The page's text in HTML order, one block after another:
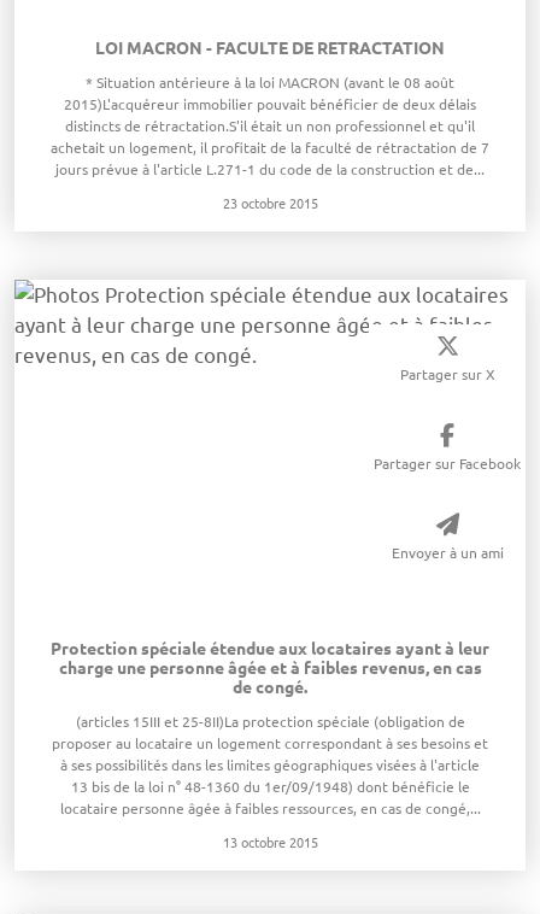
LOI MACRON - FACULTE DE RETRACTATION
​* Situation antérieure à la loi MACRON (avant le 08 août
2015)L'acquéreur immobilier pouvait bénéficier de deux délais
distincts de rétractation.S'il était un non professionnel et qu'il
achetait un logement, il profitait de la faculté de rétractation de 7
jours prévue à l'article L.271-1 du code de la construction et de...
23 octobre 2015
Partager sur X
Partager sur Facebook
Envoyer à un ami
Protection spéciale étendue aux locataires ayant à leur
charge une personne âgée et à faibles revenus, en cas
de congé.
​(articles 15III et 25-8II)La protection spéciale (obligation de
proposer au locataire un logement correspondant à ses besoins et
à ses possibilités dans les limites géographiques visées à l'article
13 bis de la loi n° 48-1360 du 1er/09/1948) dont bénéficie le
locataire personne âgée à faibles ressources, en cas de congé,...
13 octobre 2015